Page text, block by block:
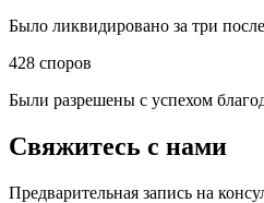
Было ликвидировано за три
428 споров
Были разрешены с успехом
Свяжитесь с нами
Предварительная запись на